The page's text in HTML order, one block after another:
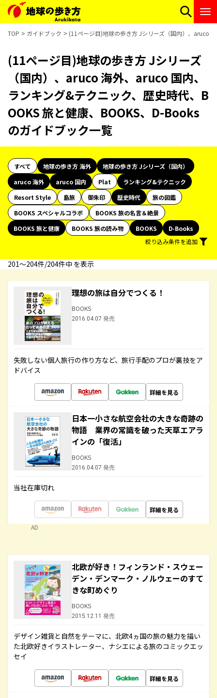
TOP ガイドブック (11ページ目)地球の歩き方 Jシリーズ（国内）、aruco
(11ページ目)地球の歩き方 Jシリーズ
（国内）、aruco 海外、aruco 国内、
ランキング&テクニック、歴史時代、B
OOKS 旅と健康、BOOKS、D-Books
のガイドブック一覧
すべて 地球の歩き方 海外
地球の歩き方 Jシリーズ（国内）
aruco 海外
aruco 国内 Plat
ランキング&テクニック
Resort Style
島旅 御朱印 歴史時代
旅の図鑑
BOOKS スペシャルコラボ
BOOKS 旅の名言＆絶景
BOOKS 旅と健康
BOOKS 旅の読み物 BOOKS
D-Books
絞り込み条件を追加
201〜204件/204件中 を表示
理想の旅は自分でつくる！
BOOKS
2016.04.07 発売
失敗しない個人旅行の作り方など、旅行手配のプロが裏技をア
ドバイス
詳細を見る
日本一小さな航空会社の大きな奇跡の
物語 業界の常識を破った天草エアラ
インの「復活」
BOOKS
2016.04.07 発売
当社在庫切れ
詳細を見る
AD
北欧が好き！フィンランド・スウェー
デン・デンマーク・ノルウェーのすて
きな町めぐり
BOOKS
2015.12.11 発売
デザイン雑貨と自然をテーマに、北欧4ヵ国の旅の魅力を描い
た北欧好きイラストレーター、ナシエによる旅のコミックエッ
セイ
詳細を見る